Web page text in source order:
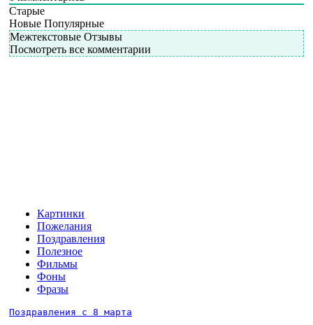
Старые
Новые Популярные
Межтекстовые Отзывы
Посмотреть все комментарии
Картинки
Пожелания
Поздравления
Полезное
Фильмы
Фоны
Фразы
Поздравления с 8 марта